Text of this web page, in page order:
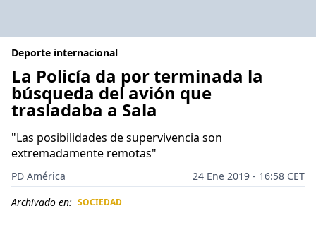
Deporte internacional
La Policía da por terminada la
búsqueda del avión que
trasladaba a Sala
"Las posibilidades de supervivencia son
extremadamente remotas"
PD América
24 Ene 2019 - 16:58 CET
Archivado en: SOCIEDAD